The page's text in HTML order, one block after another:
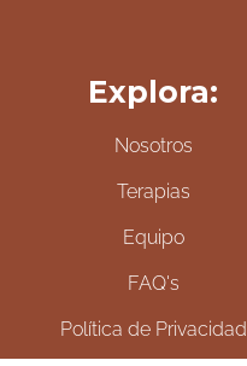
Explora:
Nosotros
Terapias
Equipo
FAQ's
Política de Privacidad